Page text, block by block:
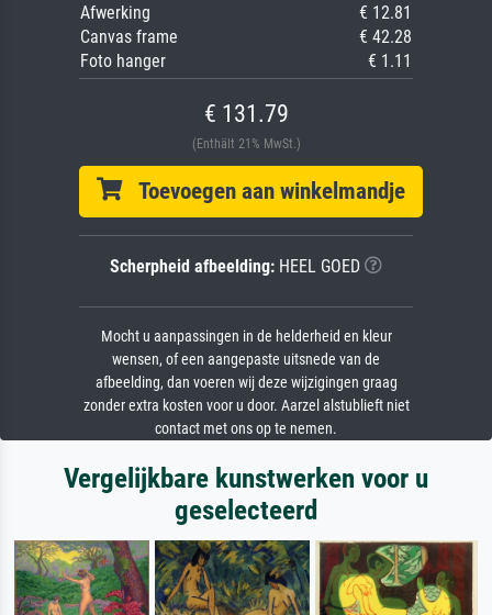
Afwerking
€ 12.81
Canvas frame
€ 42.28
Foto hanger
€ 1.11
€ 131.79
(Enthält 21% MwSt.)
Toevoegen aan winkelmandje
Scherpheid afbeelding: HEEL GOED
Mocht u aanpassingen in de helderheid en kleur
wensen, of een aangepaste uitsnede van de
afbeelding, dan voeren wij deze wijzigingen graag
zonder extra kosten voor u door. Aarzel alstublieft niet
contact met ons op te nemen.
Vergelijkbare kunstwerken voor u
geselecteerd